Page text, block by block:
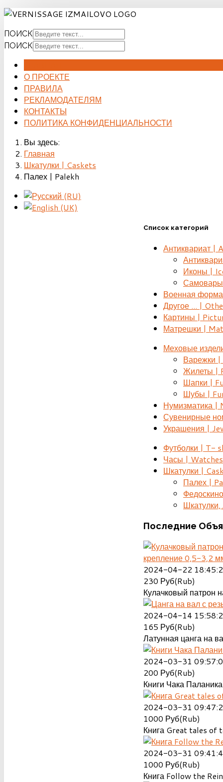
ПОИСК
ПОИСК
О ПРОЕКТЕ
ПРАВИЛА
РЕКЛАМОДАТЕЛЯМ
КОНТАКТЫ
ПОЛИТИКА КОНФИДЕНЦИАЛЬНОСТИ
Вы здесь:
Главная
Шкатулки | Caskets
Палех | Palekh
Список категорий
Антиквариат |
Иконы |
Военная
Другое ... |
Картины |
Матрешки |
Меховые
Варежки
Жилеты |
Шапки |
Шубы |
Нумизматика |
Сувенирные
Украшения |
Футболки | T-
Часы | Watches
Шкатулки |
Палех |
Последние
крепление 0,5-3,2
2024-04-22
230 Руб(Rub)
Кулачковый патрон
2024-04-14
165 Руб(Rub)
Латунная цанга на
2024-03-31
200 Руб(Rub)
Книги Чака
2024-03-31
1000 Руб(Rub)
Книга Great tales of
2024-03-31
1000 Руб(Rub)
Книга Follow the